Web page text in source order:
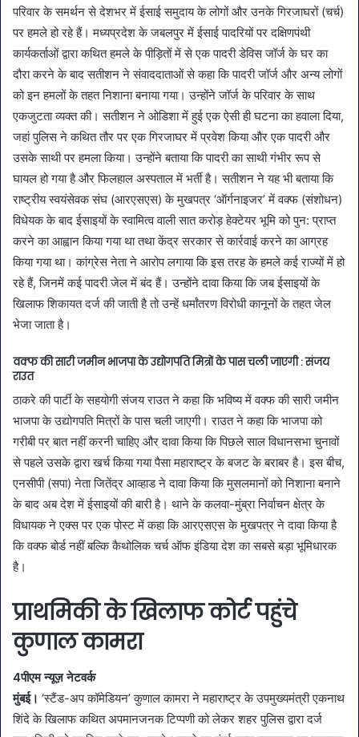
परिवार के समर्थन से देशभर में ईसाई समुदाय के लोगों और उनके गिरजाघरों (चर्च)
पर हमले हो रहे हैं। मध्यप्रदेश के जबलपुर में ईसाई पादरियों पर दक्षिणपंथी
कार्यकर्ताओं द्वारा कथित हमले के पीड़ितों में से एक पादरी डेविस जॉर्ज के घर का
दौरा करने के बाद सतीशन ने संवाददाताओं से कहा कि पादरी जॉर्ज और अन्य लोगों
को इन हमलों के तहत निशाना बनाया गया। उन्होंने जॉर्ज के परिवार के साथ
एकजुटता व्यक्त की। सतीशन ने ओडिशा में हुई एक ऐसी ही घटना का हवाला दिया,
जहां पुलिस ने कथित तौर पर एक गिरजाघर में प्रवेश किया और एक पादरी और
उसके साथी पर हमला किया। उन्होंने बताया कि पादरी का साथी गंभीर रूप से
घायल हो गया है और फिलहाल अस्पताल में भर्ती है। सतीशन ने यह भी बताया कि
राष्ट्रीय स्वयंसेवक संघ (आरएसएस) के मुखपत्र ‘ऑर्गनाइजर’ में वक्फ (संशोधन)
विधेयक के बाद ईसाइयों के स्वामित्व वाली सात करोड़ हेक्टेयर भूमि को पुन: प्राप्त
करने का आह्वान किया गया था तथा केंद्र सरकार से कार्रवाई करने का आग्रह
किया गया था। कांग्रेस नेता ने आरोप लगाया कि इस तरह के हमले कई राज्यों में हो
रहे हैं, जिनमें कई पादरी जेल में बंद हैं। उन्होंने दावा किया कि जब ईसाइयों के
खिलाफ शिकायत दर्ज की जाती है तो उन्हें धर्मांतरण विरोधी कानूनों के तहत जेल
भेजा जाता है।
वक्फ की सारी जमीन भाजपा के उद्योगपति मित्रों के पास चली जाएगी : संजय
राउत
ठाकरे की पार्टी के सहयोगी संजय राउत ने कहा कि भविष्य में वक्फ की सारी जमीन
भाजपा के उद्योगपति मित्रों के पास चली जाएगी। राउत ने कहा कि भाजपा को
गरीबी पर बात नहीं करनी चाहिए और दावा किया कि पिछले साल विधानसभा चुनावों
से पहले उसके द्वारा खर्च किया गया पैसा महाराष्ट्र के बजट के बराबर है। इस बीच,
एनसीपी (सपा) नेता जितेंद्र आव्हाड ने दावा किया कि मुसलमानों को निशाना बनाने
के बाद अब देश में ईसाइयों की बारी है। थाने के कलवा-मुंब्रा निर्वाचन क्षेत्र के
विधायक ने एक्स पर एक पोस्ट में कहा कि आरएसएस के मुखपत्र ने दावा किया है
कि वक्फ बोर्ड नहीं बल्कि कैथोलिक चर्च ऑफ इंडिया देश का सबसे बड़ा भूमिधारक
है।
प्राथमिकी के खिलाफ कोर्ट पहुंचे
कुणाल कामरा
4पीएम न्यूज़ नेटवर्क
मुंबई। ‘स्टैंड-अप कॉमेडियन’ कुणाल कामरा ने महाराष्ट्र के उपमुख्यमंत्री एकनाथ
शिंदे के खिलाफ कथित अपमानजनक टिप्पणी को लेकर शहर पुलिस द्वारा दर्ज